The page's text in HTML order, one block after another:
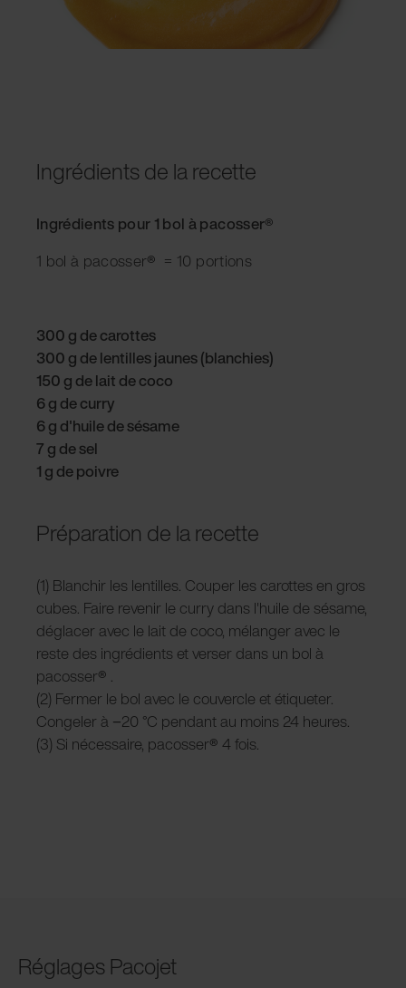
Ingrédients de la recette
Ingrédients pour 1 bol à pacosser®
1 bol à pacosser® = 10 portions
300 g de carottes
300 g de lentilles jaunes (blanchies)
150 g de lait de coco
6 g de curry
6 g d'huile de sésame
7 g de sel
1 g de poivre
Préparation de la recette
(1) Blanchir les lentilles. Couper les carottes en gros
cubes. Faire revenir le curry dans l'huile de sésame,
déglacer avec le lait de coco, mélanger avec le
reste des ingrédients et verser dans un bol à
pacosser® .
(2) Fermer le bol avec le couvercle et étiqueter.
Congeler à −20 °C pendant au moins 24 heures.
(3) Si nécessaire, pacosser® 4 fois.
Réglages Pacojet